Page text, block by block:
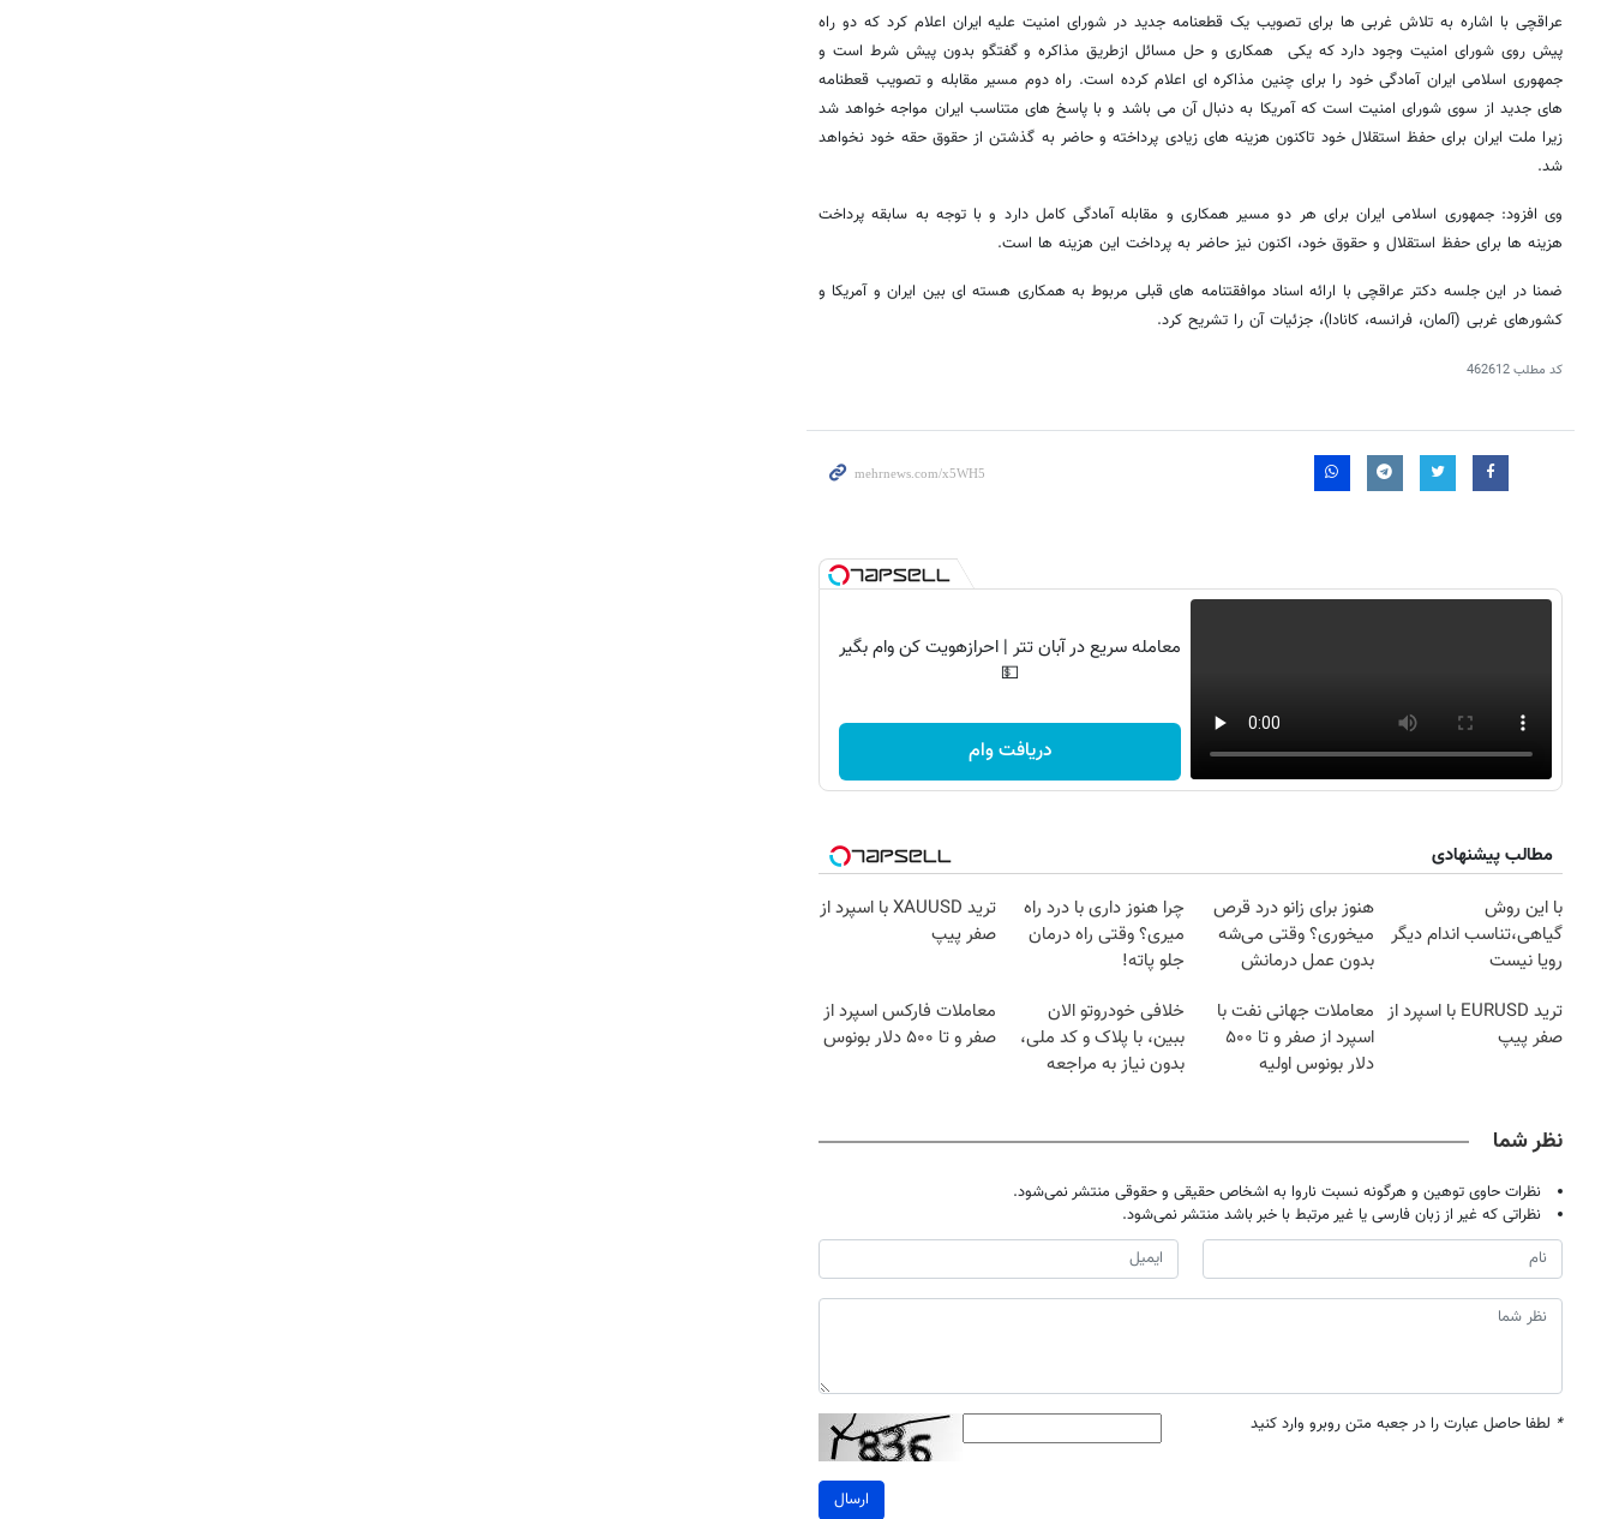
عراقچی با اشاره به تلاش غربی ها برای تصویب یک قطعنامه جدید در شورای امنیت علیه ایران اعلام کرد که دو راه
پیش روی شورای امنیت وجود دارد که یکی همکاری و حل مسائل ازطریق مذاکره و گفتگو بدون پیش شرط است و
جمهوری اسلامی ایران آمادگی خود را برای چنین مذاکره ای اعلام کرده است. راه دوم مسیر مقابله و تصویب قعطنامه
های جدید از سوی شورای امنیت است که آمریکا به دنبال آن می باشد و با پاسخ های متناسب ایران مواجه خواهد شد
زیرا ملت ایران برای حفظ استقلال خود تاکنون هزینه های زیادی پرداخته و حاضر به گذشتن از حقوق حقه خود نخواهد
شد.
وی افزود: جمهوری اسلامی ایران برای هر دو مسیر همکاری و مقابله آمادگی کامل دارد و با توجه به سابقه پرداخت
هزینه ها برای حفظ استقلال و حقوق خود، اکنون نیز حاضر به پرداخت این هزینه ها است.
ضمنا در این جلسه دکتر عراقچی با ارائه اسناد موافقتنامه های قبلی مربوط به همکاری هسته ای بین ایران و آمریکا و
کشورهای غربی (آلمان، فرانسه، کانادا)، جزئیات آن را تشریح کرد.
کد مطلب462612
معامله سریع در آبان تتر | احرازهویت کن وام بگیر
💵
دریافت وام
مطالب پیشنهادی
با این روش
گیاهی،تناسب اندام دیگر
رویا نیست
هنوز برای زانو درد قرص
میخوری؟ وقتی می‌شه
بدون عمل درمانش
چرا هنوز داری با درد راه
میری؟ وقتی راه درمان
جلو پاته!
ترید XAUUSD با اسپرد از
صفر پیپ
ترید EURUSD با اسپرد از
صفر پیپ
معاملات جهانی نفت با
اسپرد از صفر و تا ۵۰۰
دلار بونوس اولیه
خلافی خودروتو الان
ببین، با پلاک و کد ملی،
بدون نیاز به مراجعه
معاملات فارکس اسپرد از
صفر و تا ۵۰۰ دلار بونوس
نظر شما
نظرات حاوی توهین و هرگونه نسبت ناروا به اشخاص حقیقی و حقوقی منتشر نمی‌شود.
نظراتی که غیر از زبان فارسی یا غیر مرتبط با خبر باشد منتشر نمی‌شود.
* لطفا حاصل عبارت را در جعبه متن روبرو وارد کنید
ارسال